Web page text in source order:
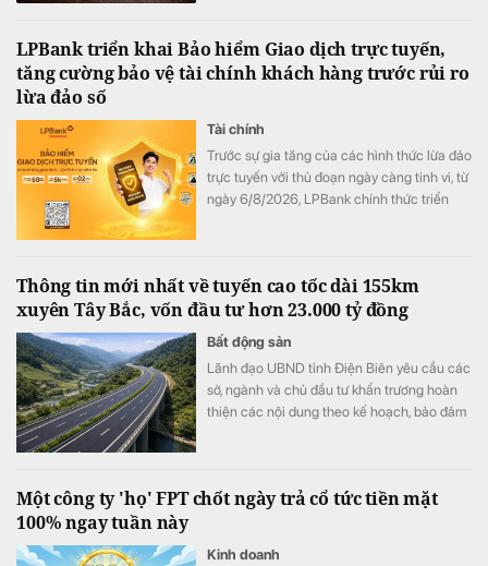
LPBank triển khai Bảo hiểm Giao dịch trực tuyến,
tăng cường bảo vệ tài chính khách hàng trước rủi ro
lừa đảo số
Tài chính
Trước sự gia tăng của các hình thức lừa đảo
trực tuyến với thủ đoạn ngày càng tinh vi, từ
ngày 6/8/2026, LPBank chính thức triển
thiểu tổn thất tài chính từ các giao dịch trực
tuyến trái phép, đồng thời hỗ trợ khôi phục
danh tính trực tuyến khi thông tin cá nhân bị
đánh cắp, góp phần mang đến trải nghiệm
giao dịch số an toàn và an tâm hơn.
Thông tin mới nhất về tuyến cao tốc dài 155km
xuyên Tây Bắc, vốn đầu tư hơn 23.000 tỷ đồng
Bất động sản
Lãnh đạo UBND tỉnh Điện Biên yêu cầu các
sở, ngành và chủ đầu tư khẩn trương hoàn
thiện các nội dung theo kế hoạch, bảo đảm
chuẩn bị Lễ động thổ Dự án thành phần 2.
Một công ty 'họ' FPT chốt ngày trả cổ tức tiền mặt
100% ngay tuần này
Kinh doanh